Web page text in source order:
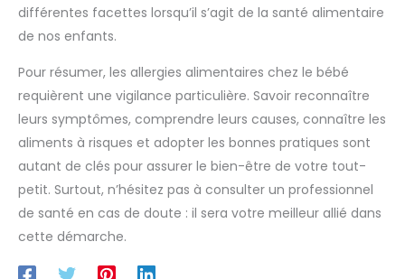
différentes facettes lorsqu’il s’agit de la santé alimentaire
de nos enfants.
Pour résumer, les allergies alimentaires chez le bébé
requièrent une vigilance particulière. Savoir reconnaître
leurs symptômes, comprendre leurs causes, connaître les
aliments à risques et adopter les bonnes pratiques sont
autant de clés pour assurer le bien-être de votre tout-
petit. Surtout, n’hésitez pas à consulter un professionnel
de santé en cas de doute : il sera votre meilleur allié dans
cette démarche.